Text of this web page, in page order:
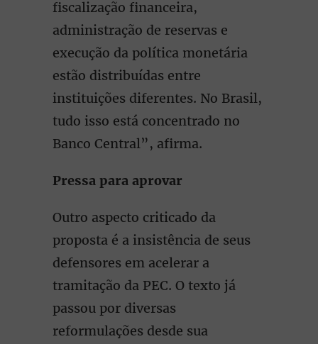
fiscalização financeira,
administração de reservas e
execução da política monetária
estão distribuídas entre
instituições diferentes. No Brasil,
tudo isso está concentrado no
Banco Central”, afirma.
Pressa para aprovar
Outro aspecto criticado da
proposta é a insistência de seus
defensores em acelerar a
tramitação da PEC. O texto já
passou por diversas
reformulações desde sua